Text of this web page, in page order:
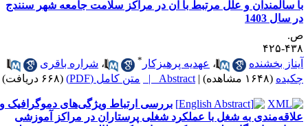
سالمندان و علل مرتبط با آن در مراکز سلامت جامعه شهر سنندج
سال 1403
۴۲۵
بخشنده
،عهدیه پرهیزکار* ،شراره باقری
(۱۶۴۸ مشاهده) |
Abstract | متن کامل (PDF) (۶۶۸ دریافت)
بررسی ارتباط ویژگی‌های دموگرافیک و
به شغل با عملکرد شغلی پرستاران در مراکز آموزشی